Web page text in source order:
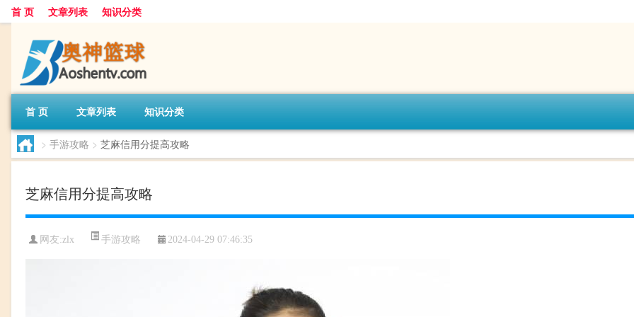
首 页 文章列表 知识分类
首 页 文章列表 知识分类
> 手游攻略 > 芝麻信用分提高攻略
芝麻信用分提高攻略
网友:zlx 手游攻略 2024-04-29 07:46:35